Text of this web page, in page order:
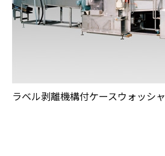
ラベル剥離機構付ケースウォッシャ